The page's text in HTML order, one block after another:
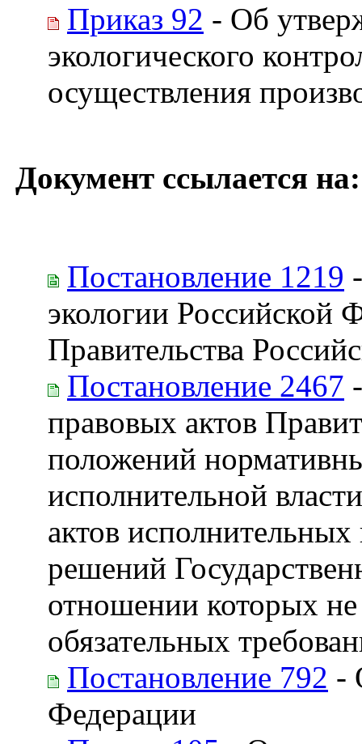
Приказ 92 - Об
экологического
осуществления
Документ ссылается на:
Постановление 1219
экологии Российской
Правительства
Постановление 2467
правовых актов
положений
исполнительной
актов
решений
отношении которых
обязательных
Постановление 792 -
Федерации